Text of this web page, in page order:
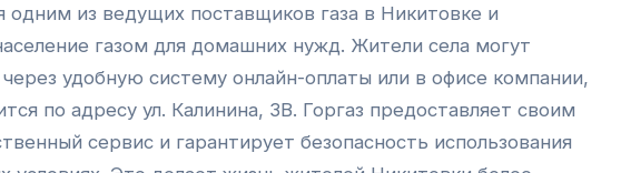
одним из ведущих поставщиков газа в Никитовке и
газом для домашних нужд. Жители села могут
через удобную систему онлайн-оплаты или в офисе компании,
по адресу ул. Калинина, 3В. Горгаз предоставляет своим
сервис и гарантирует безопасность использования